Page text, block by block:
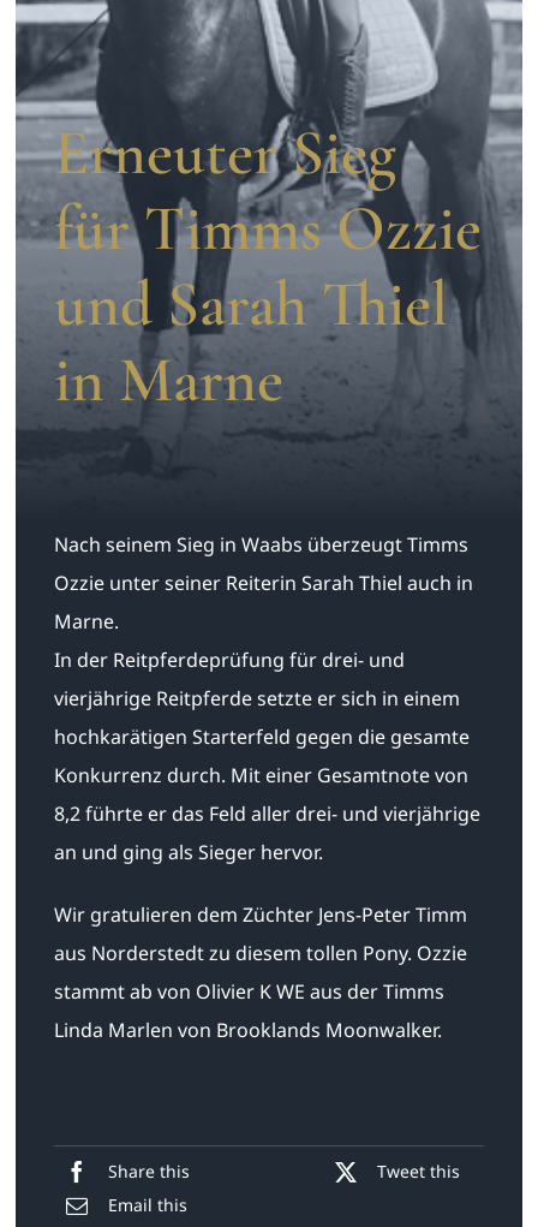
Aufzucht
TeamErneuter Sieg
für Timms Ozzie
und Sarah Thiel
in Marne
Nach seinem Sieg in Waabs überzeugt Timms
Ozzie unter seiner Reiterin Sarah Thiel auch in
Marne.
In der Reitpferdeprüfung für drei- und
vierjährige Reitpferde setzte er sich in einem
hochkarätigen Starterfeld gegen die gesamte
Konkurrenz durch. Mit einer Gesamtnote von
8,2 führte er das Feld aller drei- und vierjährige
an und ging als Sieger hervor.
Wir gratulieren dem Züchter Jens-Peter Timm
aus Norderstedt zu diesem tollen Pony. Ozzie
stammt ab von Olivier K WE aus der Timms
Linda Marlen von Brooklands Moonwalker.
Share this
Tweet this
Email this